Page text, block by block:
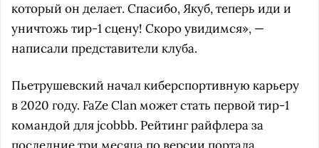
который он делает. Спасибо, Якуб, теперь иди и
уничтожь тир-1 сцену! Скоро увидимся», —
написали представители клуба.
Пьетрушевский начал киберспортивную карьеру
в 2020 году. FaZe Clan может стать первой тир-1
командой для jcobbb. Рейтинг райфлера за